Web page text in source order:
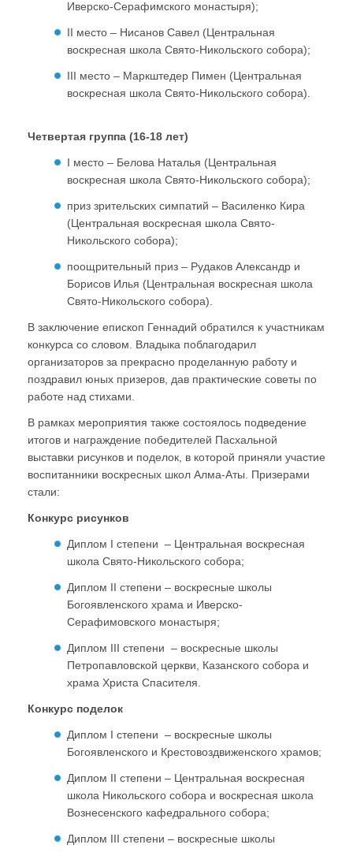
Иверско-Серафимского монастыря);
II место – Нисанов Савел (Центральная
воскресная школа Свято-Никольского собора);
III место – Маркштедер Пимен (Центральная
воскресная школа Свято-Никольского собора).
Четвертая группа (16-18 лет)
I место – Белова Наталья (Центральная
воскресная школа Свято-Никольского собора);
приз зрительских симпатий – Василенко Кира
(Центральная воскресная школа Свято-
Никольского собора);
поощрительный приз – Рудаков Александр и
Борисов Илья (Центральная воскресная школа
Свято-Никольского собора).
В заключение епископ Геннадий обратился к участникам
конкурса со словом. Владыка поблагодарил
организаторов за прекрасно проделанную работу и
поздравил юных призеров, дав практические советы по
работе над стихами.
В рамках мероприятия также состоялось подведение
итогов и награждение победителей Пасхальной
выставки рисунков и поделок, в которой приняли участие
воспитанники воскресных школ Алма-Аты. Призерами
стали:
Конкурс рисунков
Диплом I степени – Центральная воскресная
школа Свято-Никольского собора;
Диплом II степени – воскресные школы
Богоявленского храма и Иверско-
Серафимовского монастыря;
Диплом III степени – воскресные школы
Петропавловской церкви, Казанского собора и
храма Христа Спасителя.
Конкурс поделок
Диплом I степени – воскресные школы
Богоявленского и Крестовоздвиженского храмов;
Диплом II степени – Центральная воскресная
школа Никольского собора и воскресная школа
Вознесенского кафедрального собора;
Диплом III степени – воскресные школы